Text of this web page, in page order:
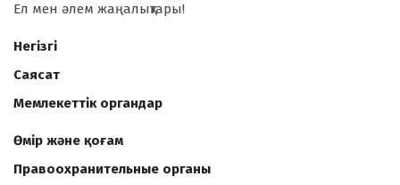
Ел мен әлем жаңалықтары!
Негізгі
Саясат
Мемлекеттік органдар
Өмір және қоғам
Правоохранительные органы